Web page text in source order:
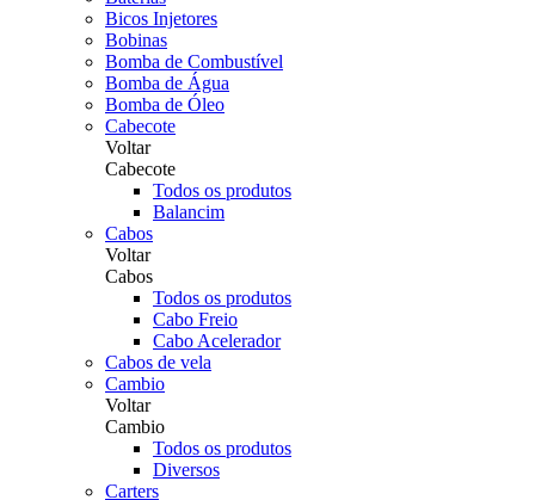
Bicos Injetores
Bobinas
Bomba de Combustível
Bomba de Água
Bomba de Óleo
Cabecote
Voltar
Cabecote
Todos os produtos
Balancim
Cabos
Voltar
Cabos
Todos os produtos
Cabo Freio
Cabo Acelerador
Cabos de vela
Cambio
Voltar
Cambio
Todos os produtos
Diversos
Carters